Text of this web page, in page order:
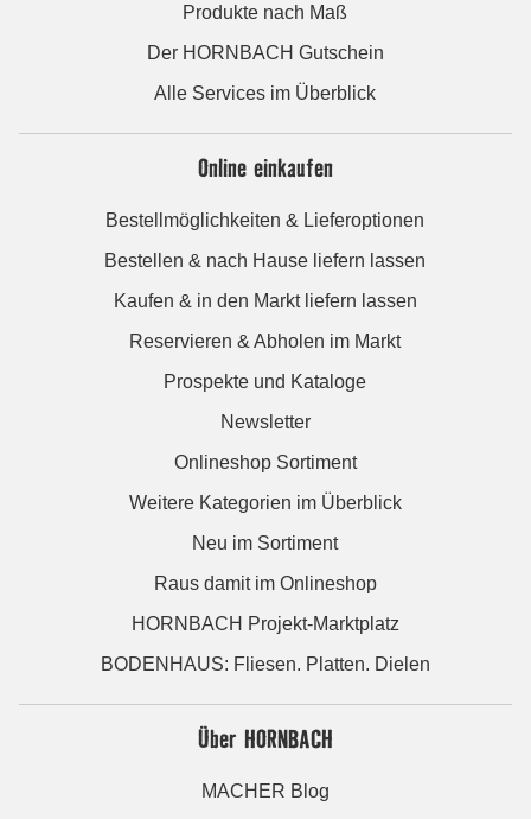
Produkte nach Maß
Der HORNBACH Gutschein
Alle Services im Überblick
Online einkaufen
Bestellmöglichkeiten & Lieferoptionen
Bestellen & nach Hause liefern lassen
Kaufen & in den Markt liefern lassen
Reservieren & Abholen im Markt
Prospekte und Kataloge
Newsletter
Onlineshop Sortiment
Weitere Kategorien im Überblick
Neu im Sortiment
Raus damit im Onlineshop
HORNBACH Projekt-Marktplatz
BODENHAUS: Fliesen. Platten. Dielen
Über HORNBACH
MACHER Blog